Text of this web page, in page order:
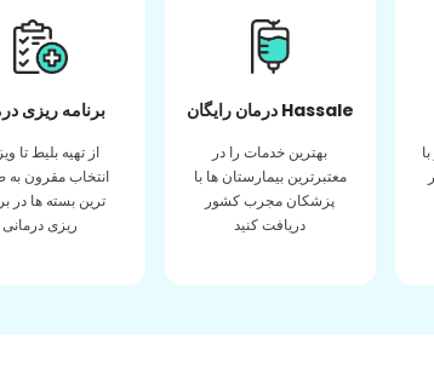
برنامه ریزی
از تهیه بلیط تا
انتخاب مقرون به
ترین بسته ها در
ریزی درمانی
درمان رایگان Hassale
بهترین خدمات را در
معتبرترین بیمارستان ها با
پزشکان مجرب کشور
دریافت کنید